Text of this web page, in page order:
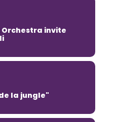
Orchestra invite
la jungle"